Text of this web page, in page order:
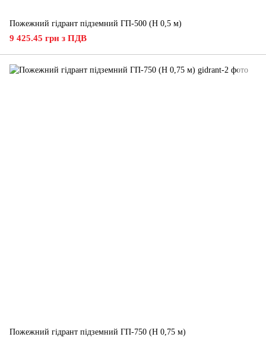
Пожежний гідрант підземний ГП-500 (H 0,5 м)
9 425.45 грн з ПДВ
Пожежний гідрант підземний ГП-750 (H 0,75 м)